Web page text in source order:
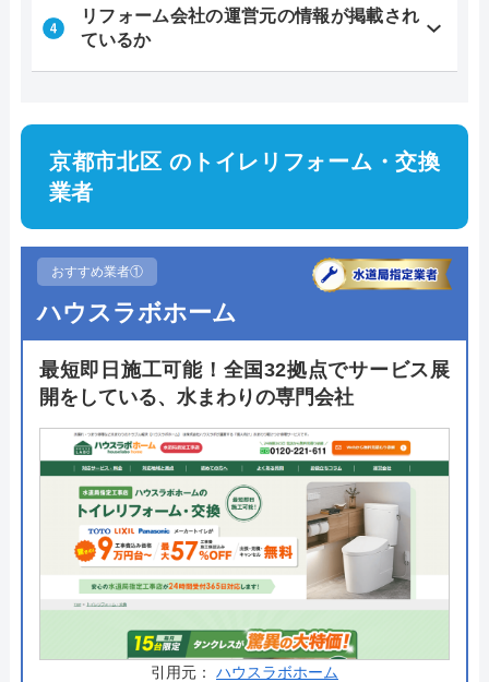
リフォーム会社の運営元の情報が掲載され
ているか
京都市北区 のトイレリフォーム・交換
業者
おすすめ業者①
ハウスラボホーム
最短即日施工可能！全国32拠点でサービス展
開をしている、水まわりの専門会社
引用元： ハウスラボホーム